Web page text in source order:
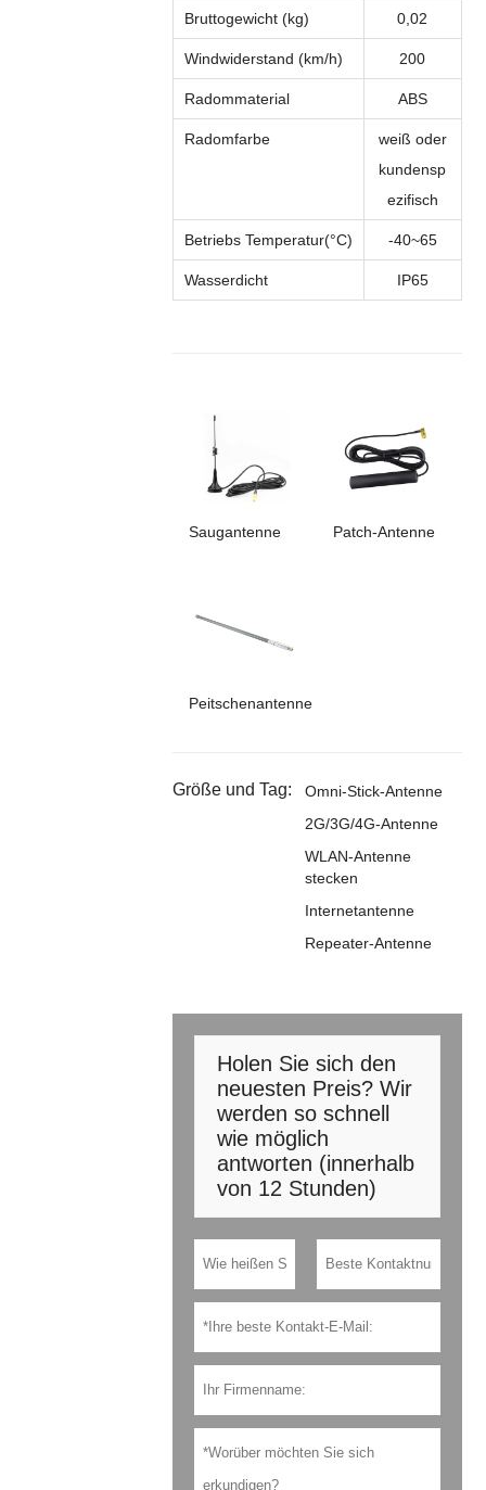
Bruttogewicht (kg) 0,02
Windwiderstand (km/h) 200
Radommaterial ABS
Radomfarbe
weiß oder
kundensp
ezifisch
Betriebs Temperatur(°C) -40~65
Wasserdicht IP65
Saugantenne Patch-Antenne
Peitschenantenne
Größe und Tag:
Omni-Stick-Antenne
2G/3G/4G-Antenne
WLAN-Antenne
stecken
Internetantenne
Repeater-Antenne
Holen Sie sich den
neuesten Preis? Wir
werden so schnell
wie möglich
antworten (innerhalb
von 12 Stunden)